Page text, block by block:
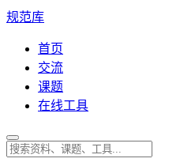
规范库
首页
交流
课题
在线工具